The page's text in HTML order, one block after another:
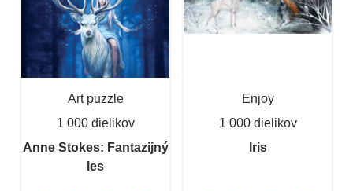
Art puzzle
1 000 dielikov
Anne Stokes: Fantazijný
les
Enjoy
1 000 dielikov
Iris